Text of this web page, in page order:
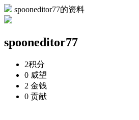
spooneditor77的资料
spooneditor77
2积分
0 威望
2 金钱
0 贡献